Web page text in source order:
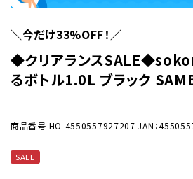
＼今だけ33%OFF！／
◆クリアランス
るボトル1.0L ブラック
商品番号 HO-4550557927207 JAN：
SALE